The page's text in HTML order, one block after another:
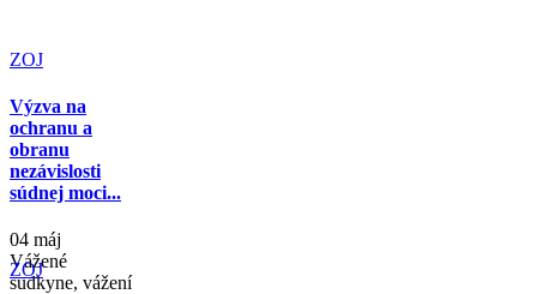
ZOJ
Výzva na
ochranu a
obranu
nezávislosti
súdnej moci...
04 máj
Vážené
sudkyne, vážení
ZOJ